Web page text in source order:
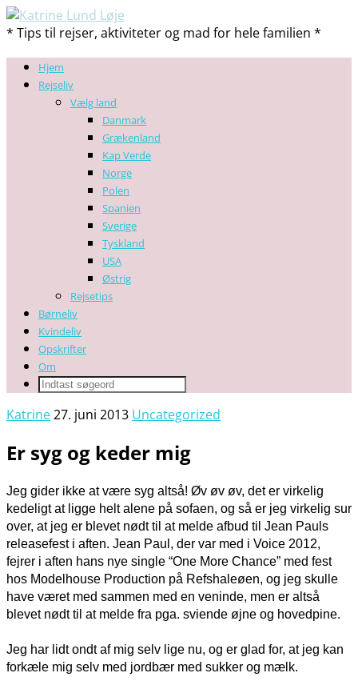
* Tips til rejser, aktiviteter og mad for hele familien *
Hjem
Rejseliv
Vælg land
Danmark
Grækenland
Kap Verde
Norge
Polen
Spanien
Sverige
Tyskland
USA
Østrig
Rejsetips
Børneliv
Kvindeliv
Opskrifter
Om
Katrine27. juni 2013 Uncategorized
Er syg og keder mig
Jeg gider ikke at være syg altså! Øv øv øv, det er virkelig
kedeligt at ligge helt alene på sofaen, og så er jeg virkelig sur
over, at jeg er blevet nødt til at melde afbud til Jean Pauls
releasefest i aften. Jean Paul, der var med i Voice 2012,
fejrer i aften hans nye single “One More Chance” med fest
hos Modelhouse Production på Refshaleøen, og jeg skulle
have været med sammen med en veninde, men er altså
blevet nødt til at melde fra pga. sviende øjne og hovedpine.
Jeg har lidt ondt af mig selv lige nu, og er glad for, at jeg kan
forkæle mig selv med jordbær med sukker og mælk.